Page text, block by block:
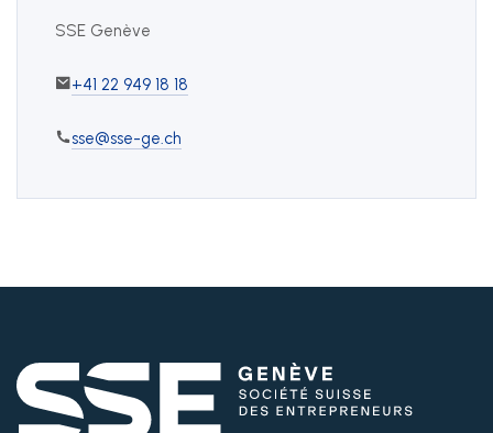
SSE Genève
+41 22 949 18 18
sse@sse-ge.ch